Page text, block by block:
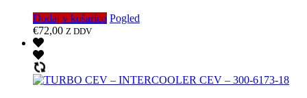
Dodaj v košarico Pogled
€72,00 Z DDV